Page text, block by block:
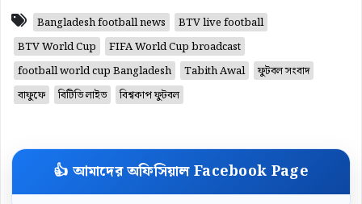
Bangladesh football news
BTV live football
BTV World Cup
FIFA World Cup broadcast
football world cup Bangladesh
Tabith Awal
ফুটবল সংবাদ
বাফুফে
বিটিভি লাইভ বিশ্বকাপ ফুটবল
👍 আমাদের অফিসিয়াল Facebook Page